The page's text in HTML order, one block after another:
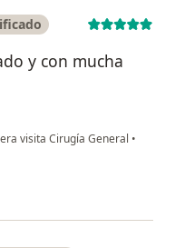
y con mucha
visita Cirugía General •